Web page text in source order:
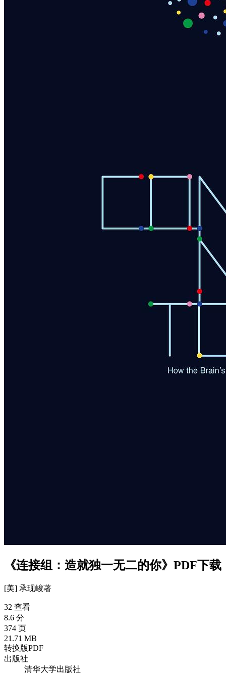
《连接组：造就独一无二的你》PDF下载
[美] 承现峻著
32 查看
8.6 分
374 页
21.71 MB
转换版PDF
出版社
清华大学出版社